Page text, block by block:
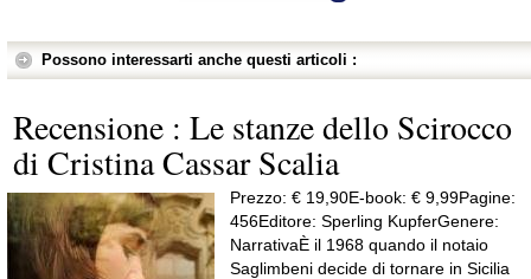
Possono interessarti anche questi articoli :
Recensione : Le stanze dello Scirocco
di Cristina Cassar Scalia
Prezzo: € 19,90E-book: € 9,99Pagine:
456Editore: Sperling KupferGenere:
NarrativaÈ il 1968 quando il notaio
Saglimbeni decide di tornare in Sicilia